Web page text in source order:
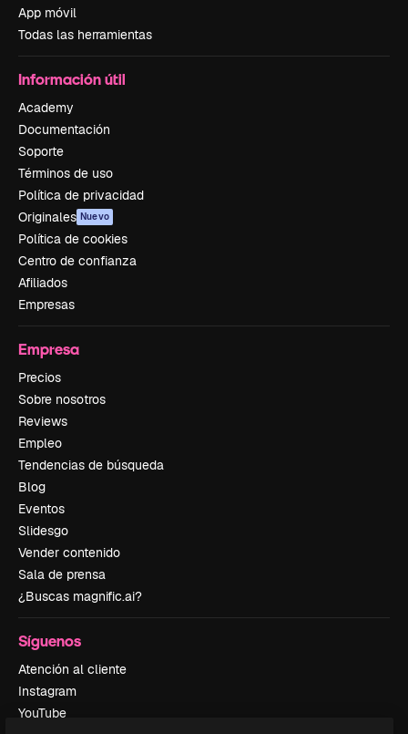
App móvil
Todas las herramientas
Información útil
Academy
Documentación
Soporte
Términos de uso
Política de privacidad
Originales Nuevo
Política de cookies
Centro de confianza
Afiliados
Empresas
Empresa
Precios
Sobre nosotros
Reviews
Empleo
Tendencias de búsqueda
Blog
Eventos
Slidesgo
Vender contenido
Sala de prensa
¿Buscas magnific.ai?
Síguenos
Atención al cliente
Instagram
YouTube